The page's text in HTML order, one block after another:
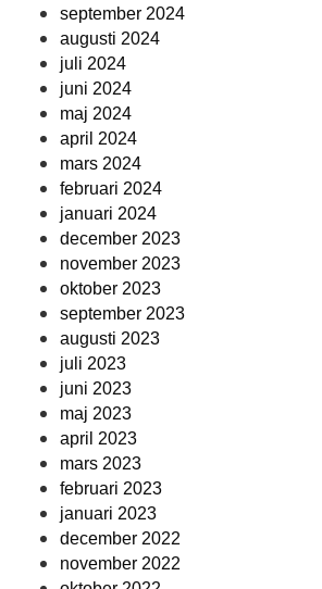
september 2024
augusti 2024
juli 2024
juni 2024
maj 2024
april 2024
mars 2024
februari 2024
januari 2024
december 2023
november 2023
oktober 2023
september 2023
augusti 2023
juli 2023
juni 2023
maj 2023
april 2023
mars 2023
februari 2023
januari 2023
december 2022
november 2022